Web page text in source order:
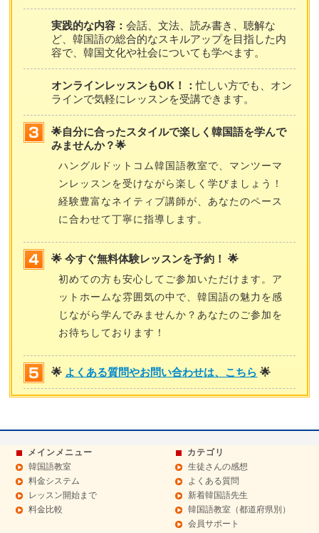
実践的な内容：会話、文法、読み書き、聴解な
ど、韓国語の総合的なスキルアップを目指した内
容で、韓国文化や社会についても学べます。
オンラインレッスンもOK！：忙しい方でも、オン
ラインで気軽にレッスンを受講できます。
🌟自分に合ったスタイルで楽しく韓国語を学んで
みませんか？🌟
ハングルドットコム韓国語教室で、マンツーマ
ンレッスンを受けながら楽しく学びましょう！
経験豊富なネイティブ講師が、あなたのペース
に合わせて丁寧に指導します。
🌟 今すぐ無料体験レッスンを予約！ 🌟
初めての方も安心してご参加いただけます。ア
ットホームな雰囲気の中で、韓国語の魅力を感
じながら学んでみませんか？あなたのご参加を
お待ちしております！
🌟 よくある質問やお問い合わせは、こちら 🌟
メインメニュー
韓国語教室
料金システム
レッスン開始まで
料金比較
カテゴリ
生徒さんの感想
よくある質問
新着韓国語先生
韓国語教室（都道府県別）
会員サポート